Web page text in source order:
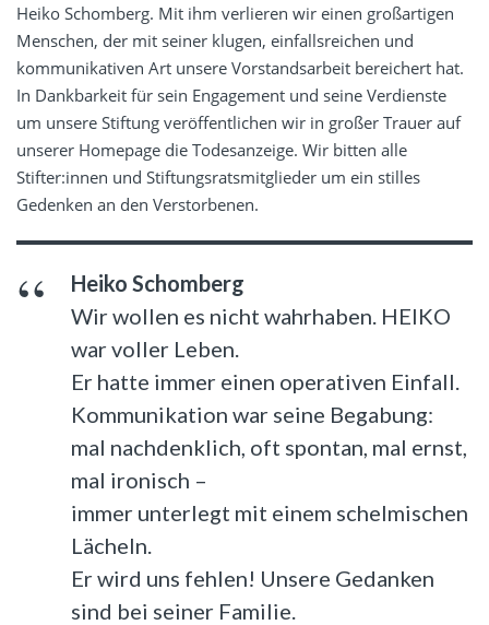
Heiko Schomberg. Mit ihm verlieren wir einen großartigen
Menschen, der mit seiner klugen, einfallsreichen und
kommunikativen Art unsere Vorstandsarbeit bereichert hat.
In Dankbarkeit für sein Engagement und seine Verdienste
um unsere Stiftung veröffentlichen wir in großer Trauer auf
unserer Homepage die Todesanzeige. Wir bitten alle
Stifter:innen und Stiftungsratsmitglieder um ein stilles
Gedenken an den Verstorbenen.
Heiko Schomberg
Wir wollen es nicht wahrhaben. HEIKO
war voller Leben.
Er hatte immer einen operativen Einfall.
Kommunikation war seine Begabung:
mal nachdenklich, oft spontan, mal ernst,
mal ironisch –
immer unterlegt mit einem schelmischen
Lächeln.
Er wird uns fehlen! Unsere Gedanken
sind bei seiner Familie.